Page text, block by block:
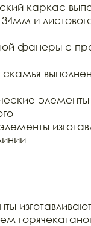
каркас
и
фанеры с
элементы